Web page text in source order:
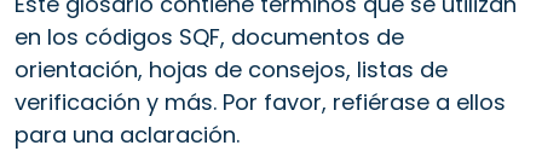
en los códigos SQF, documentos de
orientación, hojas de consejos, listas de
verificación y más. Por favor, refiérase a ellos
para una aclaración.